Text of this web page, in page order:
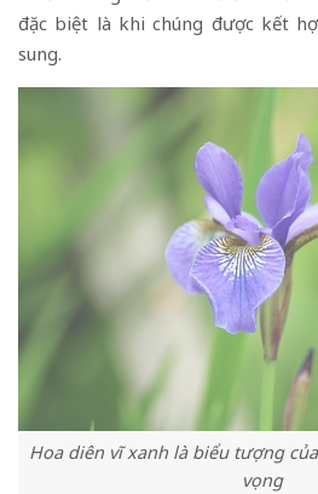
đặc biệt là khi chúng được kết
sung.
Hoa diên vĩ xanh là biểu tượng
vọng